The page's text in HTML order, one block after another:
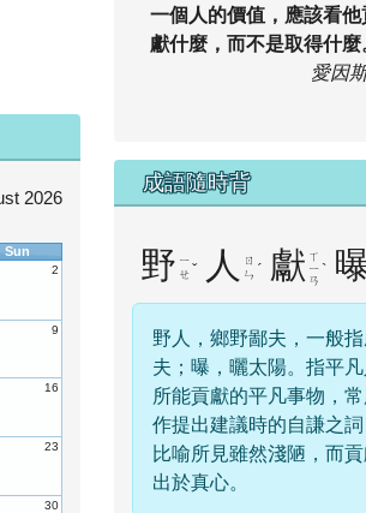
2026
Sun
2
9
16
23
30
一個人的價值，應該看他
獻什麼，而不是取得什麼
愛因
成語隨時背
野 ㄧ
ㄝ ˇ 人
ㄖ
ㄣ ˊ 獻 ㄒ
ㄧ
ㄢ
ˋ
野人，鄉野鄙夫，一般
夫；曝，曬太陽。指平
所能貢獻的平凡事物，
作提出建議時的自謙之詞
比喻所見雖然淺陋，而
出於真心。